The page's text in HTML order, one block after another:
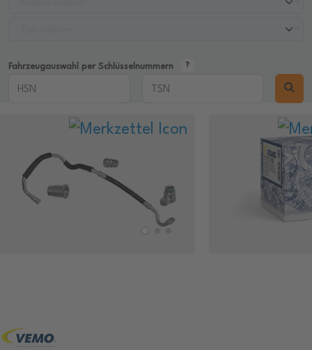
Fahrzeugauswahl per Schlüsselnummern